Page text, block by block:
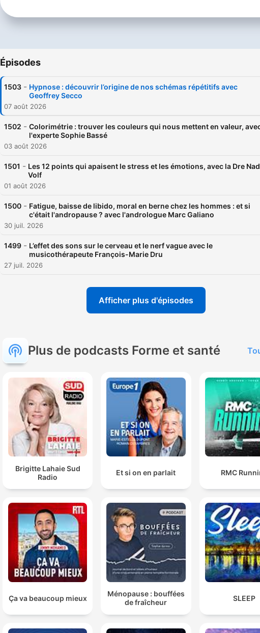
Épisodes
1503 - Hypnose : découvrir l’origine de nos schémas répétitifs avec
Geoffrey Secco
07 août 2026
1502 - Colorimétrie : trouver les couleurs qui nous mettent en valeur,
l'experte Sophie Bassé
03 août 2026
1501 - Les 12 points qui apaisent le stress et les émotions, avec la Dre
Volf
01 août 2026
1500 - Fatigue, baisse de libido, moral en berne chez les hommes : et si
c'était l'andropause ? avec l'andrologue Marc Galiano
30 juil. 2026
1499 - L’effet des sons sur le cerveau et le nerf vague avec le
musicothérapeute François-Marie Dru
27 juil. 2026
Afficher plus d'épisodes
Plus de podcasts Forme et santé
Brigitte Lahaie Sud
Radio
Et si on en parlait RMC
Ça va beaucoup mieux
Ménopause : bouffées
de fraîcheur
SLEEP